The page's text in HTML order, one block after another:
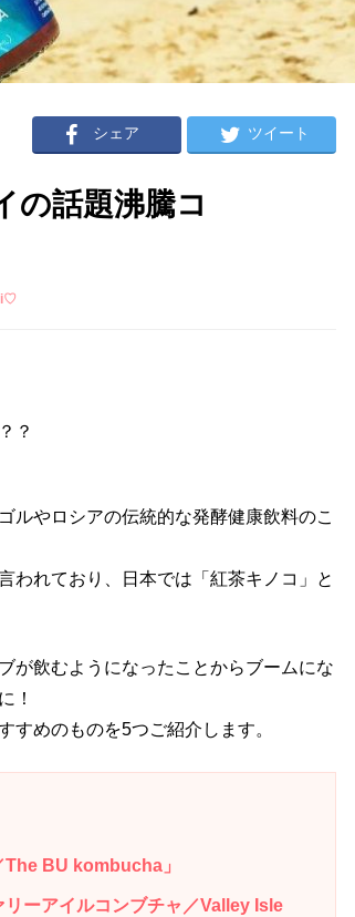
シェア ツイート
の話題沸騰コ
？
ルやロシアの伝統的な発酵健康飲料のこ
われており、日本では「紅茶キノコ」と
が飲むようになったことからブームにな
！
すめのものを5つご紹介します。
The BU kombucha」
ーアイルコンブチャ／Valley Isle